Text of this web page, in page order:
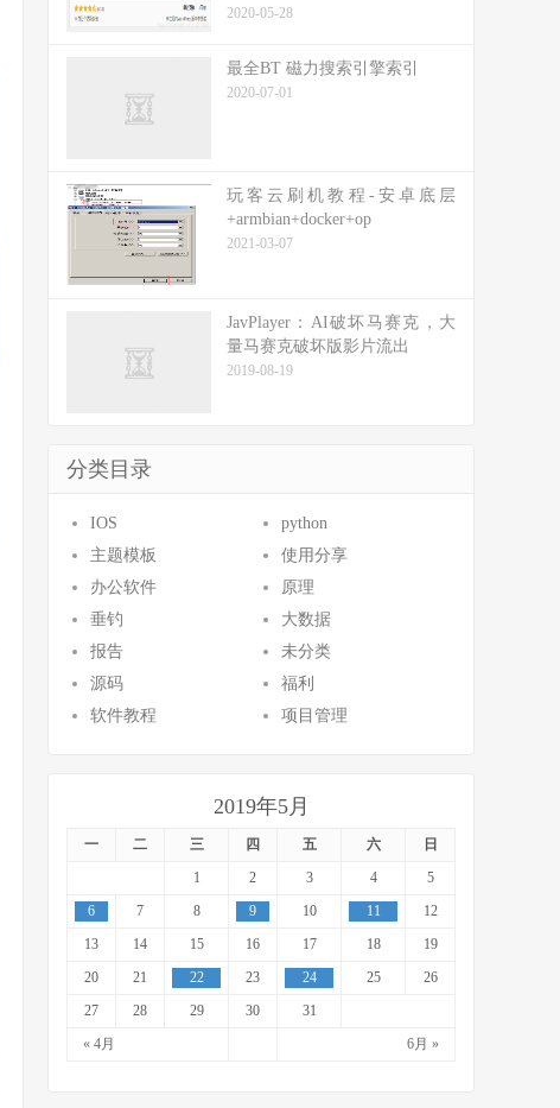
2020-05-28
最全BT 磁力搜索引擎索引
2020-07-01
玩客云刷机教程-安卓底层
+armbian+docker+op
2021-03-07
JavPlayer：AI破坏马赛克，大
量马赛克破坏版影片流出
2019-08-19
分类目录
IOS
python
主题模板
使用分享
办公软件
原理
垂钓
大数据
报告
未分类
源码
福利
软件教程
项目管理
2019年5月
一 二 三 四 五 六 日
« 4月 6月 »
1 2 3 4
5
6
7 8 9 10 11
12
13
14 15 16 17 18
19
20
21 22 23 24 25
26
27
28 29 30 31